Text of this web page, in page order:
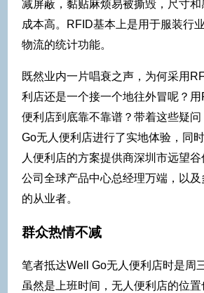
减屏蔽，黏贴麻烦易被撕毁，尺寸和
成本高。RFID基本上是用于服装行
物流的统计功能。
既然业内一片唱衰之声，为何采用
利店还是一个接一个地往外冒呢？用
便利店到底靠不靠谱？带着这些疑问
Go无人便利店进行了实地体验，同
人便利店的方案提供商深圳市远望
公司全球产品中心总经理万端，以
的从业者。
群众热情不减
笔者抵达Well Go无人便利店时是周
虽然是上班时间，无人便利店的位